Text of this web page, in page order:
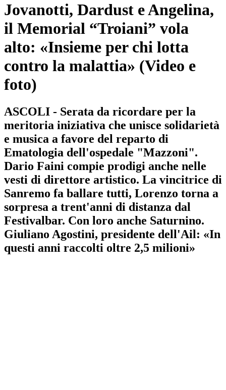
Jovanotti, Dardust e Angelina,
il Memorial “Troiani” vola
alto: «Insieme per chi lotta
contro la malattia» (Video e
foto)
ASCOLI - Serata da ricordare per la
meritoria iniziativa che unisce solidarietà
e musica a favore del reparto di
Ematologia dell'ospedale "Mazzoni".
Dario Faini compie prodigi anche nelle
vesti di direttore artistico. La vincitrice di
Sanremo fa ballare tutti, Lorenzo torna a
sorpresa a trent'anni di distanza dal
Festivalbar. Con loro anche Saturnino.
Giuliano Agostini, presidente dell'Ail: «In
questi anni raccolti oltre 2,5 milioni»